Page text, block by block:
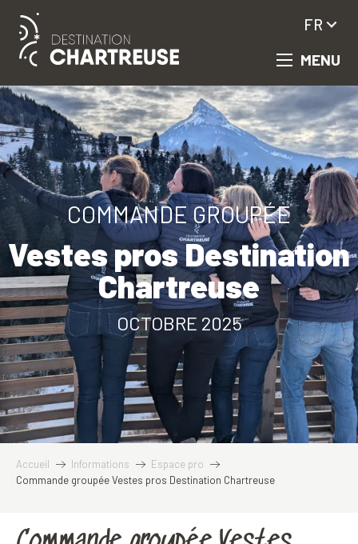
contenu
principal
MENU
FR
COMMANDE GROUPÉE
Vestes pros Destination
Chartreuse
OCTOBRE 2025
Accueil Informations
Espace pro
Commande groupée Vestes pros Destination Chartreuse